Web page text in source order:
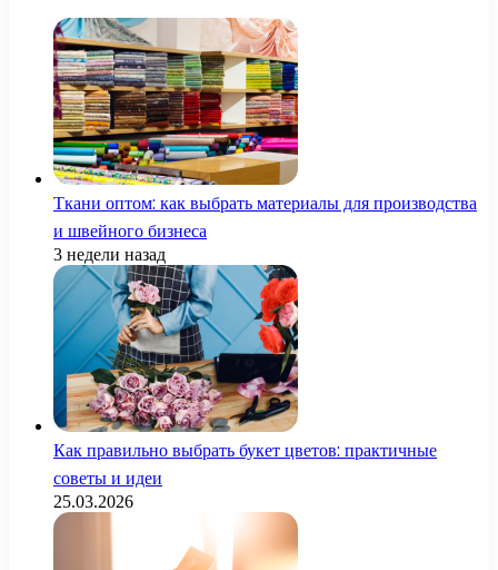
Ткани оптом: как выбрать материалы для производства
и швейного бизнеса
3 недели назад
Как правильно выбрать букет цветов: практичные
советы и идеи
25.03.2026